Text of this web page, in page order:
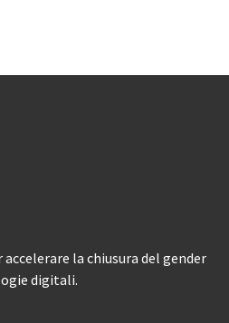
la chiusura del gender
digitali.